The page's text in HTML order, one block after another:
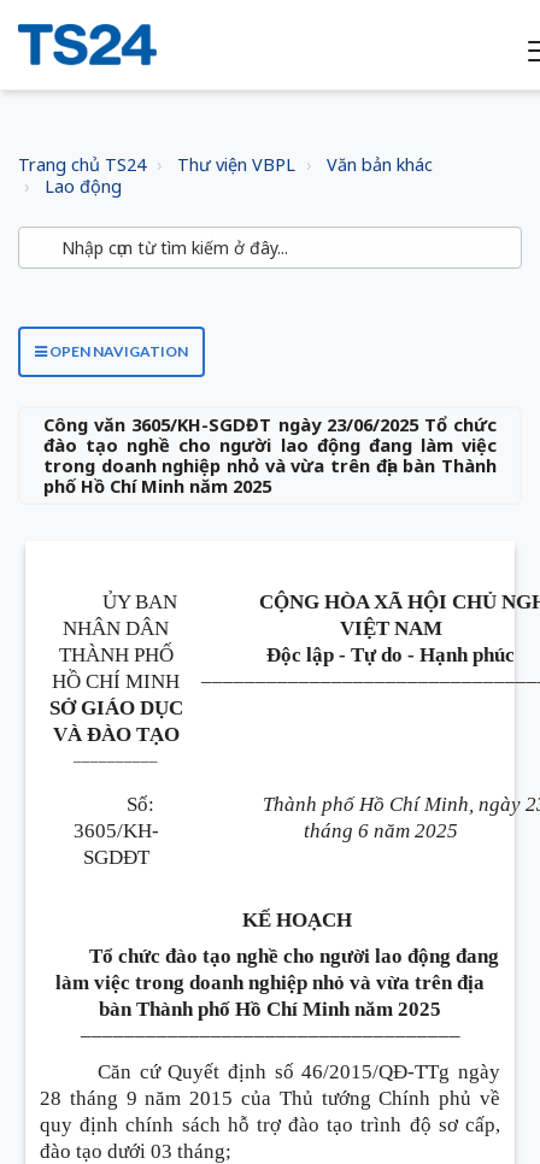
Trang chủ TS24 Thư viện VBPL
Văn bản khác
Lao động
OPEN NAVIGATION
Công văn 3605/KH-SGDĐT ngày 23/06/2025 Tổ chức
đào tạo nghề cho người lao động đang làm việc
trong doanh nghiệp nhỏ và vừa trên địa bàn Thành
phố Hồ Chí Minh năm 2025
ỦY BAN
NHÂN DÂN
THÀNH PHỐ
HỒ CHÍ MINH
SỞ GIÁO DỤC
VÀ ĐÀO TẠO
CỘNG HÒA XÃ HỘI CHỦ
VIỆT NAM
Độc lập - Tự do - Hạnh phúc
Số:
3605/KH-
SGDĐT
Thành phố Hồ Chí Minh, ngày
tháng 6 năm 2025
KẾ HOẠCH
Tổ chức đào tạo nghề cho người lao động đang
làm việc trong doanh nghiệp nhỏ và vừa trên địa
bàn Thành phố Hồ Chí Minh năm 2025
___________________________________
Căn cứ Quyết định số 46/2015/QĐ-TTg ngày
28 tháng 9 năm 2015 của Thủ tướng Chính phủ về
quy định chính sách hỗ trợ đào tạo trình độ sơ cấp,
đào tạo dưới 03 tháng;